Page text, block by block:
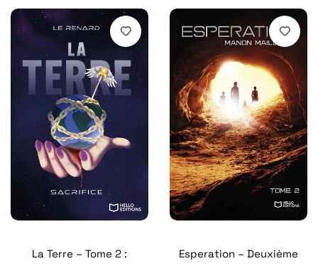
La Terre – Tome 2 :
Esperation – Deuxième